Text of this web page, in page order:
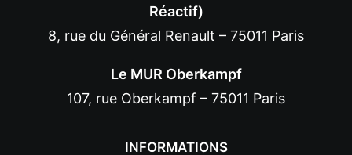
Réactif)
8, rue du Général Renault – 75011 Paris
Le MUR Oberkampf
107, rue Oberkampf – 75011 Paris
INFORMATIONS